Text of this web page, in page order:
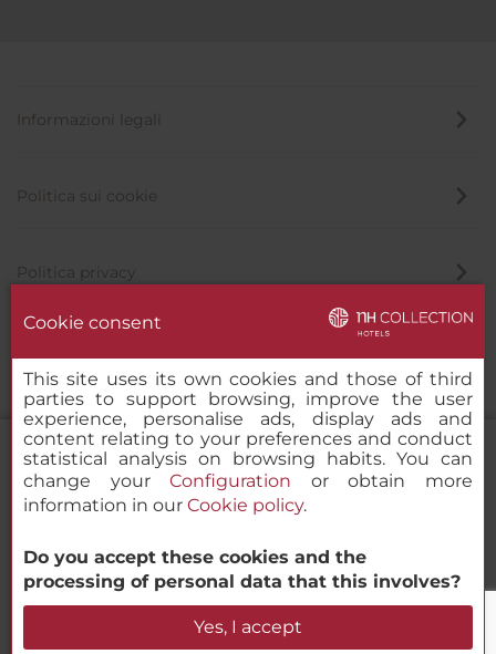
NH Collection Roma Palazzo
Cinquecento
Verifica la disponibilità
Informazioni legali
Politica sui cookie
Politica privacy
© 2000-2026 MINOR HOTELS EUROPE & AMERICAS Santa Engracia
120. 28003 Madrid, Spagna
Cookie consent
This site uses its own cookies and those of third
parties to support browsing, improve the user
experience, personalise ads, display ads and
content relating to your preferences and conduct
statistical analysis on browsing habits. You can
change yourConfiguration or obtain more
information in our Cookie policy.
Do you accept these cookies and the
processing of personal data that this involves?
Yes, I accept